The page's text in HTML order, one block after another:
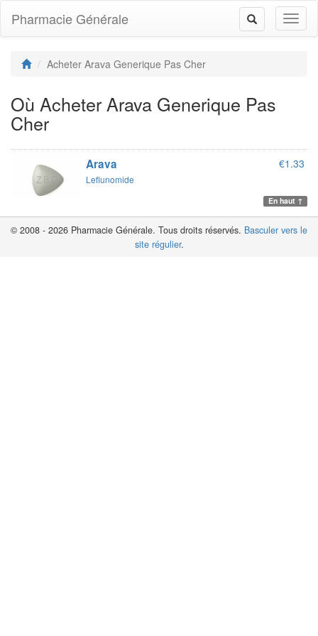
Toggle
navigation
Pharmacie Générale
Acheter Arava Generique Pas Cher
Où Acheter Arava Generique Pas
Cher
Arava
Leflunomide
€1.33
En haut ↑
© 2008 - 2026 Pharmacie Générale. Tous droits réservés. Basculer vers le
site régulier.